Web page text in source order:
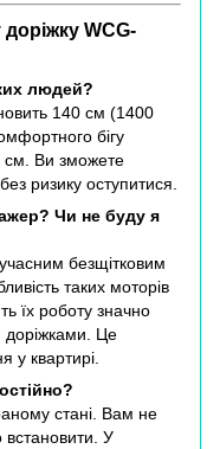
доріжку WCG-
людей?
140 см (1400
бігу
см. Ви зможете
ризику оступитися.
Чи не буду я
безщітковим
таких моторів
їх роботу значно
доріжками. Це
у квартирі.
стані. Вам не
встановити. У